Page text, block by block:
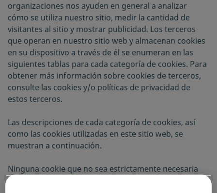
organizaciones nos ayuden en general a analizar
cómo se utiliza nuestro sitio, medir la cantidad de
visitantes al sitio y mostrar publicidad. Los terceros
que operan en nuestro sitio web y almacenan cookies
en su dispositivo a través de él se enumeran en las
siguientes tablas para cada categoría de cookies. Para
obtener más información sobre cookies de terceros,
consulte las cookies y/o políticas de privacidad de
estos terceros.
Las descripciones de cada categoría de cookies, así
como las cookies utilizadas en este sitio web, se
muestran a continuación.
Ninguna cookie que no sea estrictamente necesaria
para el funcionamiento del sitio web se almacenará en